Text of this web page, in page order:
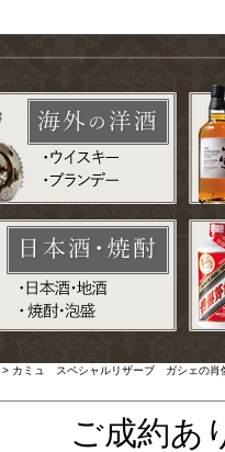
> カミュ スペシャルリザーブ ガシェの
ご成約あ